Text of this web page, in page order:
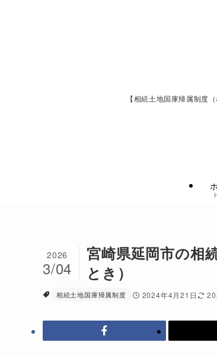
【相続土地国庫帰属制度
宮崎県延岡市の相
とき）
2026
3/04
相続土地国庫帰属制度 2024年4月21日